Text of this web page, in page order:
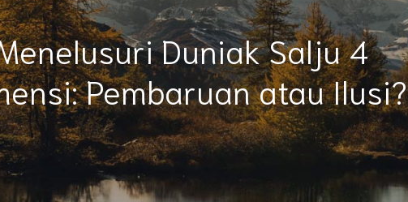
Duniak Salju 4
Pembaruan atau Ilusi?